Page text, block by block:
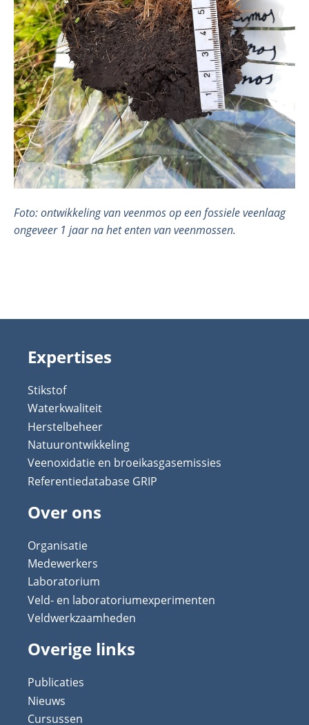
Foto: ontwikkeling van veenmos op een fossiele veenlaag
ongeveer 1 jaar na het enten van veenmossen.
Expertises
Stikstof
Waterkwaliteit
Herstelbeheer
Natuurontwikkeling
Veenoxidatie en broeikasgasemissies
Referentiedatabase GRIP
Over ons
Organisatie
Medewerkers
Laboratorium
Veld- en laboratoriumexperimenten
Veldwerkzaamheden
Overige links
Publicaties
Nieuws
Cursussen